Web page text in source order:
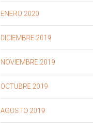
ENERO 2020
DICIEMBRE 2019
NOVIEMBRE 2019
OCTUBRE 2019
AGOSTO 2019